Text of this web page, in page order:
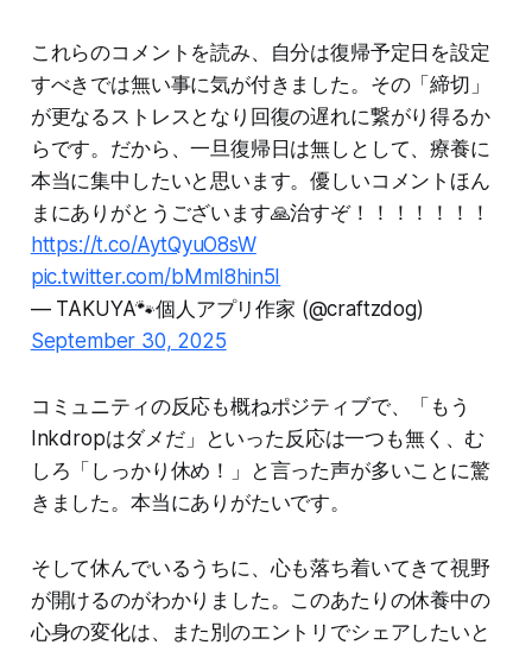
これらのコメントを読み、自分は復帰予定日を設定
すべきでは無い事に気が付きました。その「締切」
が更なるストレスとなり回復の遅れに繋がり得るか
らです。だから、一旦復帰日は無しとして、療養に
本当に集中したいと思います。優しいコメントほん
まにありがとうございます🙏治すぞ！！！！！！！
https://t.co/AytQyuO8sW
pic.twitter.com/bMmI8hin5I
— TAKUYA🐾個人アプリ作家 (@craftzdog)
September 30, 2025
コミュニティの反応も概ねポジティブで、「もう
Inkdropはダメだ」といった反応は一つも無く、む
しろ「しっかり休め！」と言った声が多いことに驚
きました。本当にありがたいです。
そして休んでいるうちに、心も落ち着いてきて視野
が開けるのがわかりました。このあたりの休養中の
心身の変化は、また別のエントリでシェアしたいと